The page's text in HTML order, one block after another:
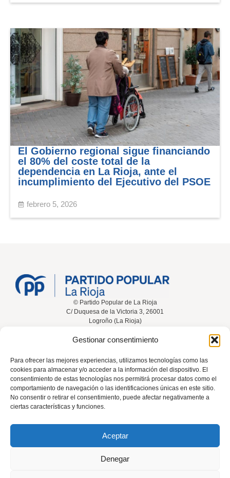
Gestionar consentimiento
Para ofrecer las mejores experiencias, utilizamos tecnologías como las
cookies para almacenar y/o acceder a la información del dispositivo. El
consentimiento de estas tecnologías nos permitirá procesar datos como el
comportamiento de navegación o las identificaciones únicas en este sitio.
No consentir o retirar el consentimiento, puede afectar negativamente a
ciertas características y funciones.
Aceptar
Denegar
El Gobierno regional sigue financiando
el 80% del coste total de la
dependencia en La Rioja, ante el
incumplimiento del Ejecutivo del PSOE
febrero 5, 2026
© Partido Popular de La Rioja
C/ Duquesa de la Victoria 3, 26001
Logroño (La Rioja)
Participa Contacta
rioja@pp.es